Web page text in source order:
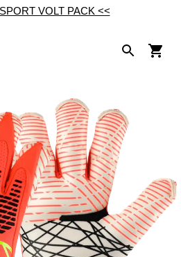
VOLT PACK <<